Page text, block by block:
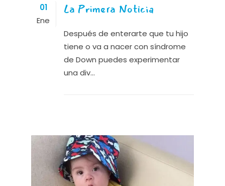
01
Ene
La Primera Noticia
Después de enterarte que tu hijo
tiene o va a nacer con síndrome
de Down puedes experimentar
una div...